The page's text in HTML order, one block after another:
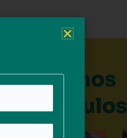
Últimos
artículos